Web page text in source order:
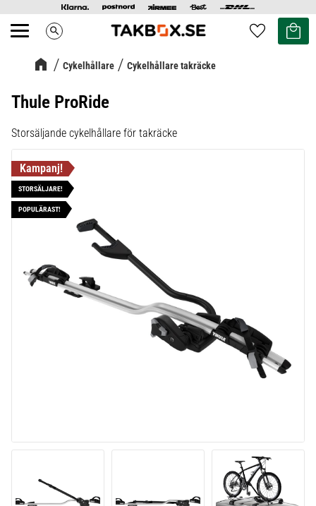
Meny search Favoriter
Kundvagn
Cykelhållare Cykelhållare takräcke
Thule ProRide
Storsäljande cykelhållare för takräcke
STORSÄLJARE!
POPULÄRAST!